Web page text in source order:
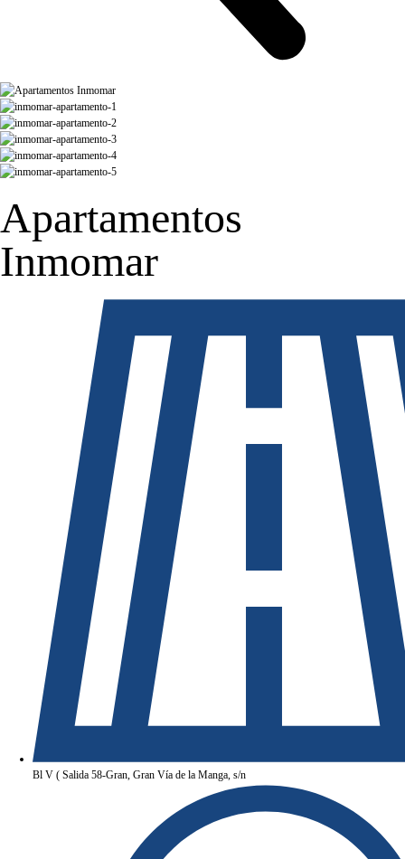
Apartamentos
Inmomar
Bl V ( Salida 58-Gran, Gran Vía de la Manga, s/n